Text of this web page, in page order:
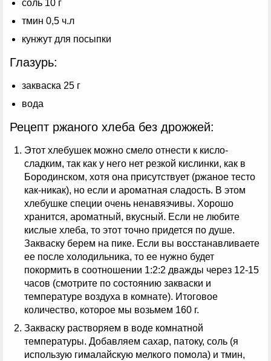
соль 10 г
тмин 0,5 ч.л
кунжут для посыпки
Глазурь:
закваска 25 г
вода
Рецепт ржаного хлеба без дрожжей:
Этот хлебушек можно смело отнести к кисло-
сладким, так как у него нет резкой кислинки, как в
Бородинском, хотя она присутствует (ржаное тесто
как-никак), но если и ароматная сладость. В этом
хлебушке специи очень ненавязчивы. Хорошо
хранится, ароматный, вкусный. Если не любите
кислые хлеба, то этот точно придется по душе.
Закваску берем на пике. Если вы восстанавливаете
ее после холодильника, то ее нужно будет
покормить в соотношении 1:2:2 дважды через 12-15
часов (смотрите по состоянию закваски и
температуре воздуха в комнате). Итоговое
количество, которое мы возьмем 160 г.
Закваску растворяем в воде комнатной
температуры. Добавляем сахар, патоку, соль (я
использую гималайскую мелкого помола) и тмин,